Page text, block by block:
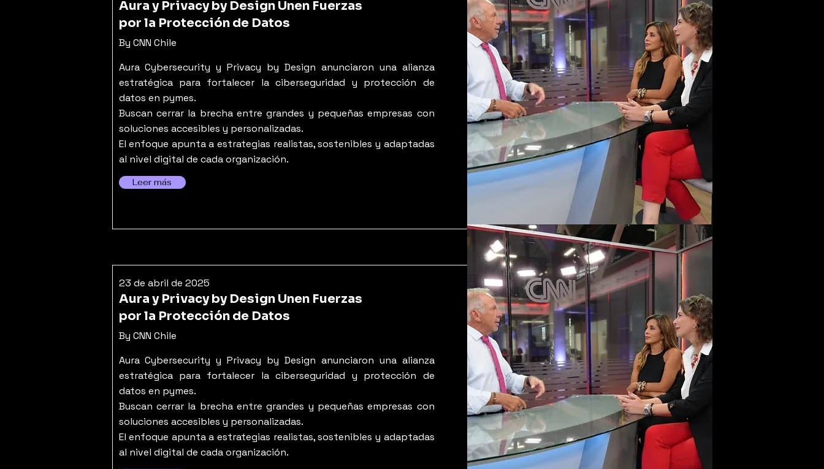
Aura y Privacy by Design Unen Fuerzas
por la Protección de Datos
By CNN Chile
Aura Cybersecurity y Privacy by Design anunciaron una alianza
estratégica para fortalecer la ciberseguridad y protección de
datos en pymes.
Buscan cerrar la brecha entre grandes y pequeñas empresas con
soluciones accesibles y personalizadas.
El enfoque apunta a estrategias realistas, sostenibles y adaptadas
al nivel digital de cada organización.
Leer más
23 de abril de 2025
Aura y Privacy by Design Unen Fuerzas
por la Protección de Datos
By CNN Chile
Aura Cybersecurity y Privacy by Design anunciaron una alianza
estratégica para fortalecer la ciberseguridad y protección de
datos en pymes.
Buscan cerrar la brecha entre grandes y pequeñas empresas con
soluciones accesibles y personalizadas.
El enfoque apunta a estrategias realistas, sostenibles y adaptadas
al nivel digital de cada organización.